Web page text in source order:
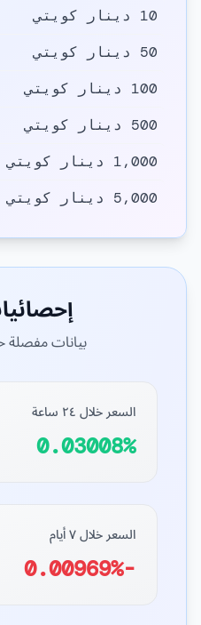
10 دينار كويتي
50 دينار كويتي
100 دينار كويتي
500 دينار كويتي
1,000 دينار كويتي
5,000 دينار كويتي
بيانات مفصلة
السعر خلال ٢٤ ساعة
0.03008%
السعر خلال ٧ أيام
-0.00969%